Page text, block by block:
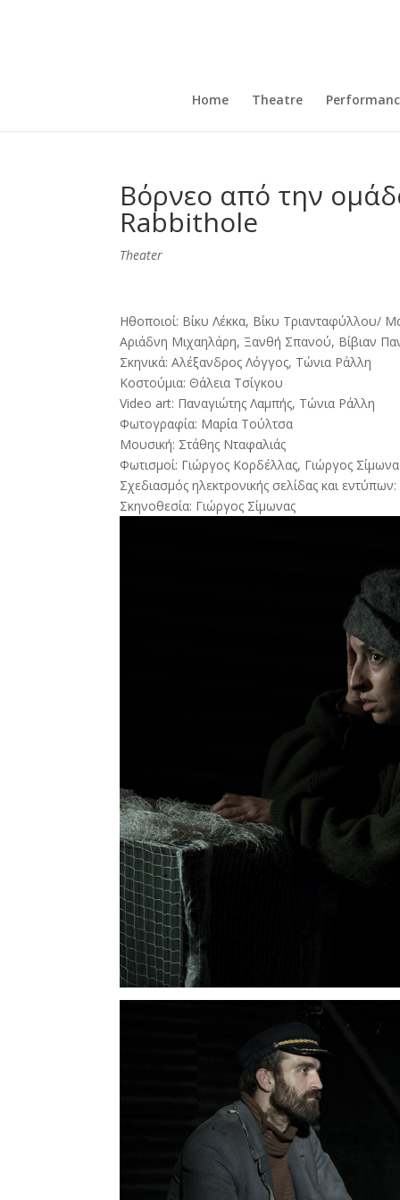
Home Theatre
Βόρνεο από την
Rabbithole
Theater
Ηθοποιοί: Βίκυ Λέκκα, Βίκυ Τριανταφύλλου/
Αριάδνη Μιχαηλάρη, Ξανθή Σπανού, Βίβιαν
Σκηνικά: Αλέξανδρος Λόγγος, Τώνια Ράλλη
Κοστούμια: Θάλεια Τσίγκου
Video art: Παναγιώτης Λαμπής, Τώνια Ράλλη
Φωτογραφία: Μαρία Τούλτσα
Μουσική: Στάθης Νταφαλιάς
Φωτισμοί: Γιώργος Κορδέλλας, Γιώργος
Σχεδιασμός ηλεκτρονικής σελίδας και
Σκηνοθεσία: Γιώργος Σίμωνας